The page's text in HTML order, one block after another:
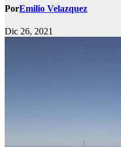
PorEmilio Velazquez
Dic 26, 2021